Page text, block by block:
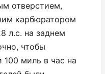
отверстием,
карбюратором
л.с. на заднем
чтобы
100 миль в час на